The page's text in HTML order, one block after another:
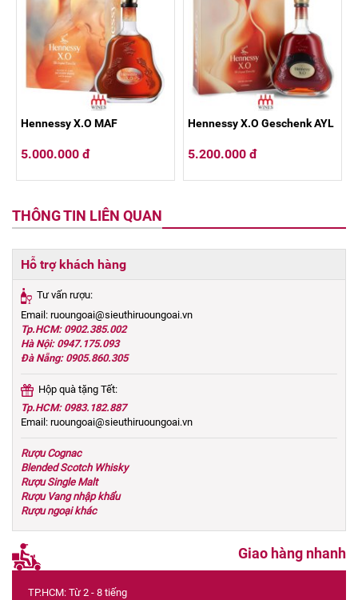
Hennessy X.O MAF
5.000.000 đ
Hennessy X.O Geschenk AYL
5.200.000 đ
THÔNG TIN LIÊN QUAN
Hỗ trợ khách hàng
Tư vấn rượu:
Email: ruoungoai@sieuthiruoungoai.vn
Tp.HCM: 0902.385.002
Hà Nội: 0947.175.093
Đà Nẵng: 0905.860.305
Hộp quà tặng Tết:
Tp.HCM: 0983.182.887
Email: ruoungoai@sieuthiruoungoai.vn
Rượu Cognac
Blended Scotch Whisky
Rượu Single Malt
Rượu Vang nhập khẩu
Rượu ngoại khác
Giao hàng nhanh
TP.HCM: Từ 2 - 8 tiếng